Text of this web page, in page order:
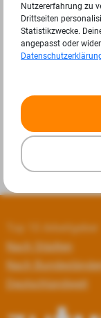
Top 10 Arbeitgeber
Nach Städten
Nach
Deutschlandweit
Nutzererfahrung zu
Drittseiten
Statistikzwecke.
angepasst oder